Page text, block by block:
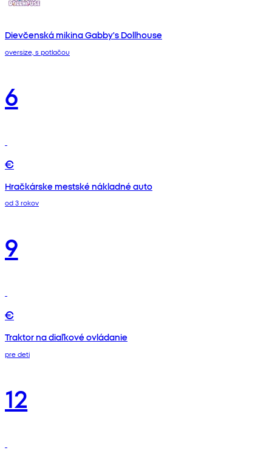
Dievčenská mikina Gabby's Dollhouse
oversize, s potlačou
6
€
Hračkárske mestské nákladné auto
od 3 rokov
9
€
Traktor na diaľkové ovládanie
pre deti
12